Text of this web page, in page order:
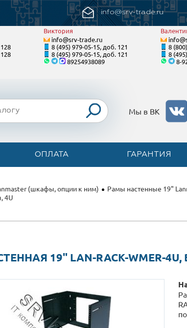
info@srv-trade.ru
Виктория
info@srv-trade.ru
8 (495) 979-05-15, доб. 121
8 (495) 979-05-15, доб. 121
89254938089
8
8
8-
ОПЛАТА ГАРАНТИЯ
Мы в ВК
(шкафы, опции к ним)
Рамы настенные 19"
4U
19" LAN-RACK-WMER-